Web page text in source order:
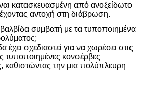
κατασκευασμένη από ανοξείδωτο
αντοχή στη διάβρωση.
βαλβίδα συμβατή με τα τυποποιημένα
έχει σχεδιαστεί για να χωρέσει στις
τυποποιημένες κονσέρβες
καθιστώντας την μια πολύπλευρη